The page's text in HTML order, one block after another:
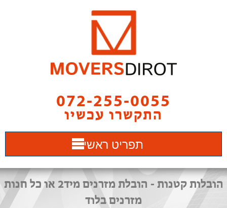
072-255-0055
התקשרו עכשיו
תפריט ראשי
הובלות קטנות - הובלת מזרנים מיד2 או כל חנות
מזרנים בלוד